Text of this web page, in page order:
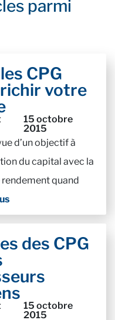
parmi
CPG
votre
15 octobre
2015
d’un objectif à
du capital avec la
quand
des CPG
15 octobre
2015